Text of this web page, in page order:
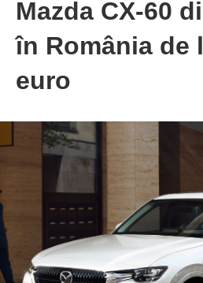
Mazda CX-60
în România de
euro